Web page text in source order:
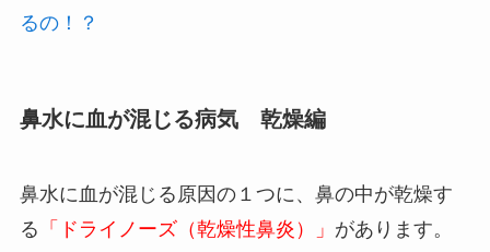
るの！？
鼻水に血が混じる病気 乾燥編
鼻水に血が混じる原因の１つに、鼻の中が乾燥す
る 「ドライノーズ（乾燥性鼻炎）」 があります。